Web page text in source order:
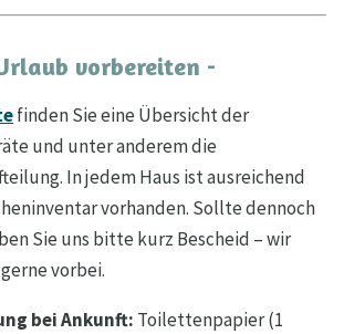
vorbereiten -
finden Sie eine Übersicht der
und unter anderem die
In jedem Haus ist ausreichend
vorhanden. Sollte dennoch
Sie uns bitte kurz Bescheid – wir
vorbei.
bei Ankunft: Toilettenpapier (1